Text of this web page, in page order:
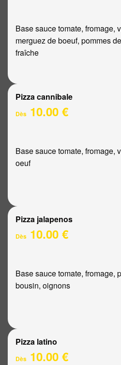
Base sauce tomate, fromage,
merguez de boeuf, pommes
fraîche
Pizza cannibale
Dès 10.00 €
Base sauce tomate, fromage,
oeuf
Pizza jalapenos
Dès 10.00 €
Base sauce tomate, fromage,
bousin, oignons
Pizza latino
Dès 10.00 €